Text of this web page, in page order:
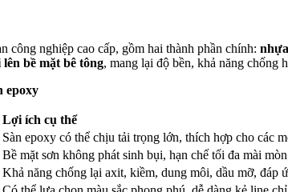
công nghiệp cao cấp, gồm hai thành phần chính:
bề mặt bê tông, mang lại độ bền, khả năng chống
epoxy
Lợi ích cụ thể
Sàn epoxy có thể chịu tải trọng lớn, thích hợp cho các
Bề mặt sơn không phát sinh bụi, hạn chế tối đa mài
Khả năng chống lại axit, kiềm, dung môi, dầu mỡ, đáp